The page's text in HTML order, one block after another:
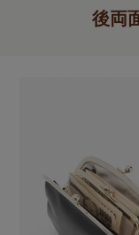
後両